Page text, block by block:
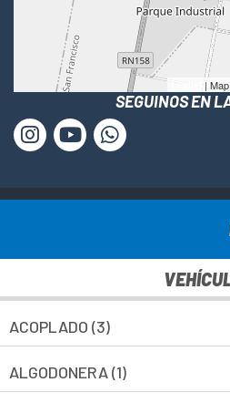
ACOPLADO (3)
ALGODONERA (1)
|
SEGUINOS EN